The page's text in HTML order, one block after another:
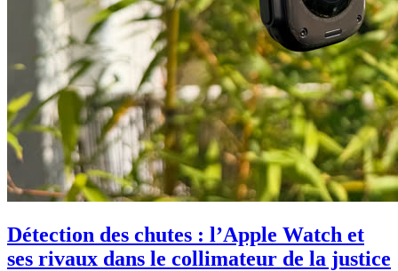
Détection des chutes : l’Apple Watch et
ses rivaux dans le collimateur de la justice